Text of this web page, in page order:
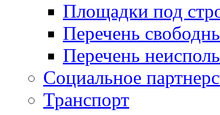
Площадки под
Перечень
Перечень
Социальное
Транспорт